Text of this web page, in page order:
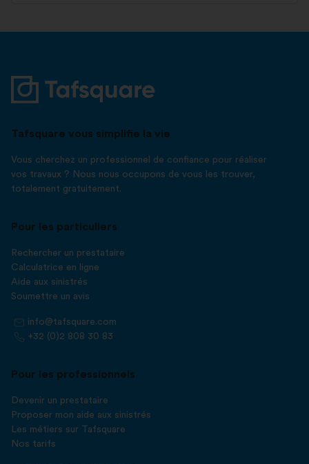
Tafsquare vous simplifie la vie
Vous cherchez un professionnel de confiance pour réaliser
vos travaux ? Nous nous occupons de vous les trouver,
totalement gratuitement.
Pour les particuliers
Rechercher un prestataire
Calculatrice en ligne
Aide aux sinistrés
Soumettre un avis
info@tafsquare.com
+32 (0)2 808 30 83
Pour les professionnels
Devenir un prestataire
Proposer mon aide aux sinistrés
Les métiers sur Tafsquare
Nos tarifs